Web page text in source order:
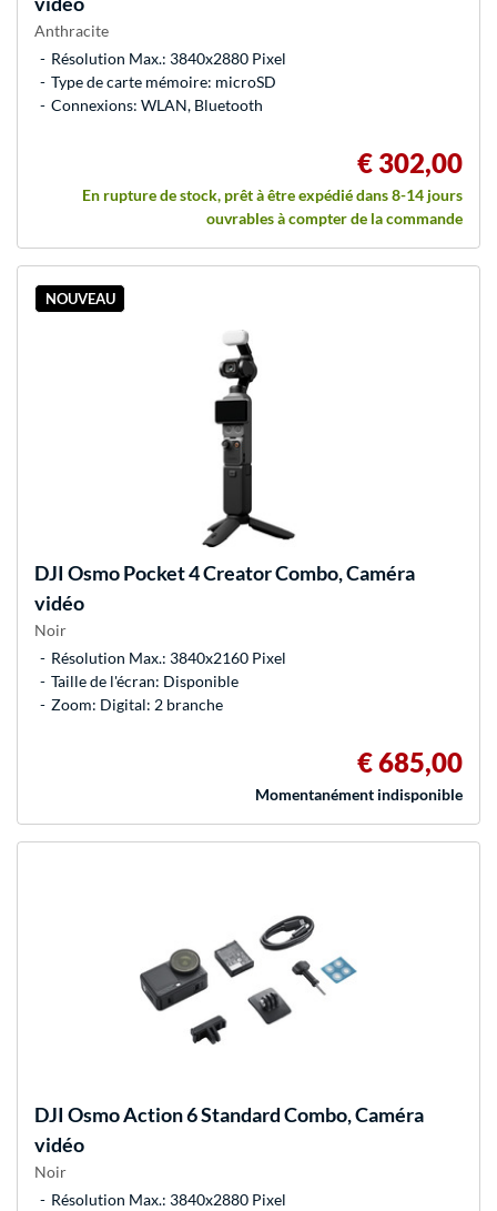
Anthracite
Résolution Max.: 3840x2880 Pixel
Type de carte mémoire: microSD
Connexions: WLAN, Bluetooth
€ 302,00
En rupture de stock, prêt à être expédié dans 8-14 jours
ouvrables à compter de la commande
NOUVEAU
DJI Osmo Pocket 4 Creator Combo, Caméra
vidéo
Noir
Résolution Max.: 3840x2160 Pixel
Taille de l'écran: Disponible
Zoom: Digital: 2 branche
€ 685,00
Momentanément indisponible
DJI Osmo Action 6 Standard Combo, Caméra
vidéo
Noir
Résolution Max.: 3840x2880 Pixel